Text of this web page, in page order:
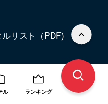
リスト（PDF)
ト会員について
ル ランキング